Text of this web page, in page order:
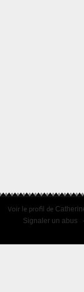
Voir le profil de
Signaler un abus